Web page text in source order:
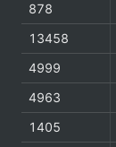
878
13458
4999
4963
1405